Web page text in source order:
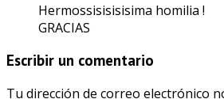
Hermossisisisisima homilia !
GRACIAS
Escribir un comentario
Tu dirección de correo electrónico